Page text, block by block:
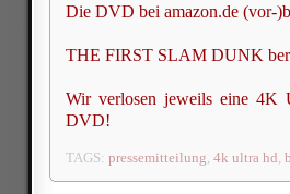
Die DVD bei amazon.de (vor-
THE FIRST SLAM DUNK
Wir verlosen jeweils eine
DVD!
TAGS: pressemitteilung, 4k ultra hd,